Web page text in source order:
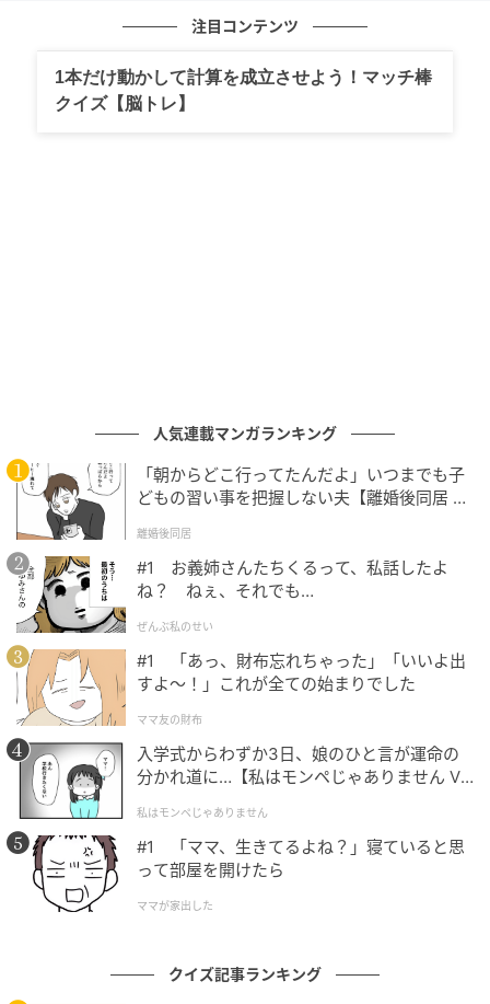
注目コンテンツ
1本だけ動かして計算を成立させよう！マッチ棒
クイズ【脳トレ】
人気連載マンガランキング
「朝からどこ行ってたんだよ」いつまでも子
どもの習い事を把握しない夫【離婚後同居 Vo
離婚後同居
#1 お義姉さんたちくるって、私話したよ
ね？ ねぇ、それでも…
ぜんぶ私のせい
#1 「あっ、財布忘れちゃった」「いいよ出
すよ〜！」これが全ての始まりでした
ママ友の財布
入学式からわずか3日、娘のひと言が運命の
分かれ道に…【私はモンペじゃありません Vo
私はモンペじゃありません
#1 「ママ、生きてるよね？」寝ていると思
って部屋を開けたら
ママが家出した
クイズ記事ランキング